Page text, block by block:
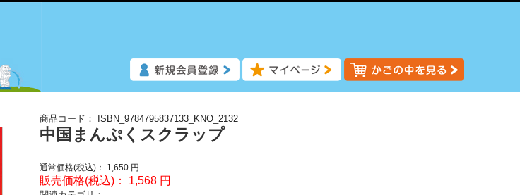
商品コード： ISBN_9784795837133_KNO_2132
中国まんぷくスクラップ
通常価格(税込)： 1,650 円
販売価格(税込)： 1,568 円